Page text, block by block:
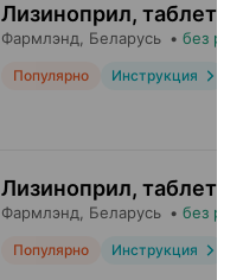
Лизиноприл, таблетки
Фармлэнд , Беларусь • без
Популярно Инструкция
Лизиноприл, таблетки
Фармлэнд , Беларусь • без
Популярно Инструкция